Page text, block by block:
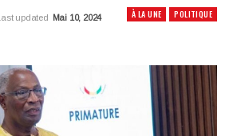
À LA UNE POLITIQUE
Last updated Mai 10, 2024